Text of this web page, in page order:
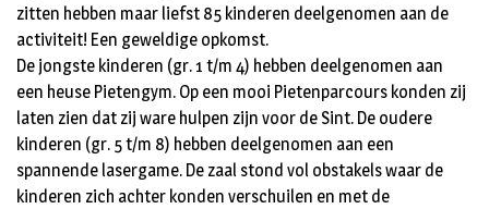
zitten hebben maar liefst 85 kinderen deelgenomen aan de
activiteit! Een geweldige opkomst.
De jongste kinderen (gr. 1 t/m 4) hebben deelgenomen aan
een heuse Pietengym. Op een mooi Pietenparcours konden zij
laten zien dat zij ware hulpen zijn voor de Sint. De oudere
kinderen (gr. 5 t/m 8) hebben deelgenomen aan een
spannende lasergame. De zaal stond vol obstakels waar de
kinderen zich achter konden verschuilen en met de